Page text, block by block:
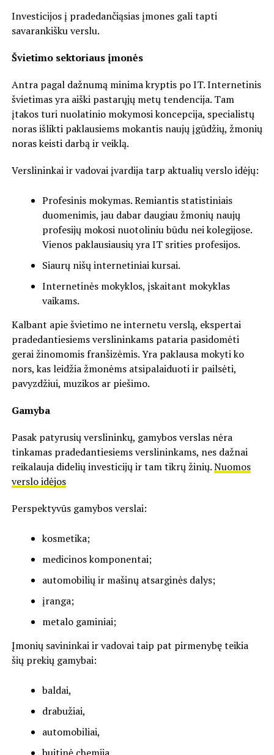
Investicijos į pradedančiąsias įmones gali tapti
savarankišku verslu.
Švietimo sektoriaus įmonės
Antra pagal dažnumą minima kryptis po IT. Internetinis
švietimas yra aiški pastarųjų metų tendencija. Tam
įtakos turi nuolatinio mokymosi koncepcija, specialistų
noras išlikti paklausiems mokantis naujų įgūdžių, žmonių
noras keisti darbą ir veiklą.
Verslininkai ir vadovai įvardija tarp aktualių verslo idėjų:
Profesinis mokymas. Remiantis statistiniais
duomenimis, jau dabar daugiau žmonių naujų
profesijų mokosi nuotoliniu būdu nei kolegijose.
Vienos paklausiausių yra IT srities profesijos.
Siaurų nišų internetiniai kursai.
Internetinės mokyklos, įskaitant mokyklas
vaikams.
Kalbant apie švietimo ne internetu verslą, ekspertai
pradedantiesiems verslininkams pataria pasidomėti
gerai žinomomis franšizėmis. Yra paklausa mokyti ko
nors, kas leidžia žmonėms atsipalaiduoti ir pailsėti,
pavyzdžiui, muzikos ar piešimo.
Gamyba
Pasak patyrusių verslininkų, gamybos verslas nėra
tinkamas pradedantiesiems verslininkams, nes dažnai
reikalauja didelių investicijų ir tam tikrų žinių.Nuomos
verslo idėjos
Perspektyvūs gamybos verslai:
kosmetika;
medicinos komponentai;
automobilių ir mašinų atsarginės dalys;
įranga;
metalo gaminiai;
Įmonių savininkai ir vadovai taip pat pirmenybę teikia
šių prekių gamybai:
baldai,
drabužiai,
automobiliai,